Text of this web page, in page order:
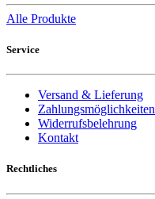
Alle Produkte
Service
Versand & Lieferung
Zahlungsmöglichkeiten
Widerrufsbelehrung
Kontakt
Rechtliches